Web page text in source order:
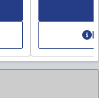
billets